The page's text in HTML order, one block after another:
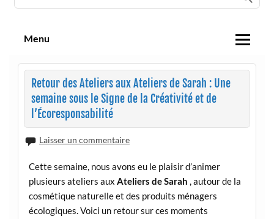
Menu
Retour des Ateliers aux Ateliers de Sarah : Une
semaine sous le Signe de la Créativité et de
l’Écoresponsabilité
Laisser un commentaire
Cette semaine, nous avons eu le plaisir d’animer
plusieurs ateliers aux Ateliers de Sarah , autour de la
cosmétique naturelle et des produits ménagers
écologiques. Voici un retour sur ces moments